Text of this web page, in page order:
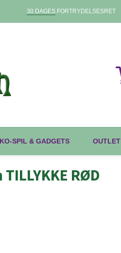
30 DAGESFORTRYDELSESRET
SPIL & GADGETS OUTLET
RØD